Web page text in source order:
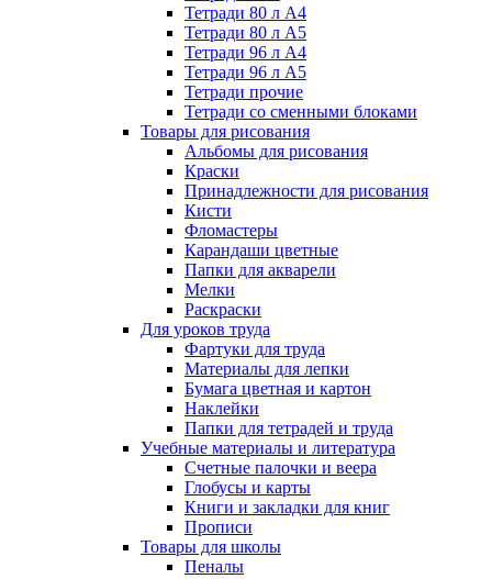
Тетради 80 л А4
Тетради 80 л А5
Тетради 96 л А4
Тетради 96 л А5
Тетради прочие
Тетради со сменными блоками
Товары для рисования
Альбомы для рисования
Краски
Принадлежности для рисования
Кисти
Фломастеры
Карандаши цветные
Папки для акварели
Мелки
Раскраски
Для уроков труда
Фартуки для труда
Материалы для лепки
Бумага цветная и картон
Наклейки
Папки для тетрадей и труда
Учебные материалы и литература
Счетные палочки и веера
Глобусы и карты
Книги и закладки для книг
Прописи
Товары для школы
Пеналы